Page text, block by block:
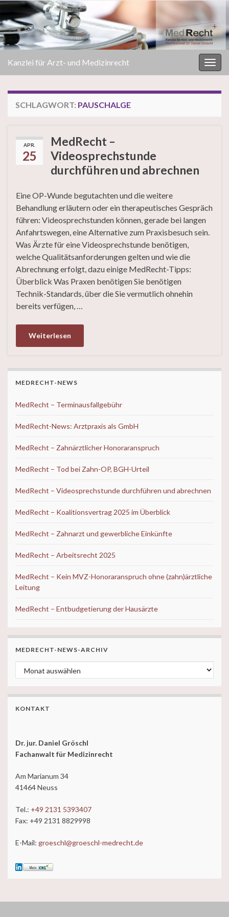
Kanzlei für Arzt- und Medizinrecht
SCHLAGWORT: PAUSCHALGE
APR.
25
MedRecht –
Videosprechstunde
durchführen und abrechnen
Eine OP-Wunde begutachten und die weitere
Behandlung erläutern oder ein therapeutisches Gespräch
führen: Videosprechstunden können, gerade bei langen
Anfahrtswegen, eine Alternative zum Praxisbesuch sein.
Was Ärzte für eine Videosprechstunde benötigen,
welche Qualitätsanforderungen gelten und wie die
Abrechnung erfolgt, dazu einige MedRecht-Tipps:
Überblick Was Praxen benötigen Sie benötigen
Technik-Standards, über die Sie vermutlich ohnehin
bereits verfügen, …
Weiterlesen
MEDRECHT-NEWS
MedRecht – Terminausfallgebühr
MedRecht-News: Arztpraxis als GmbH
MedRecht – Zahnärztlicher Honoraranspruch
MedRecht – Tod bei Zahn-OP, BGH-Urteil
MedRecht – Videosprechstunde durchführen und abrechnen
MedRecht – Koalitionsvertrag 2025 im Überblick
MedRecht – Zahnarzt und gewerbliche Einkünfte
MedRecht – Arbeitsrecht 2025
MedRecht – Kein MVZ-Honoraranspruch ohne (zahn)ärztliche
Leitung
MedRecht – Entbudgetierung der Hausärzte
MEDRECHT-NEWS-ARCHIV
MedRecht-News-ARCHIV
KONTAKT
Dr. jur. Daniel Gröschl
Fachanwalt für Medizinrecht
Am Marianum 34
41464 Neuss
Tel.: +49 2131 5393407
Fax: +49 2131 8829998
E-Mail: groeschl@groeschl-medrecht.de